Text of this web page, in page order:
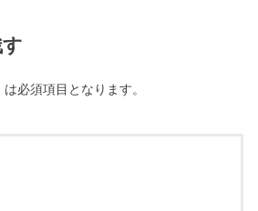
必須項目となります。